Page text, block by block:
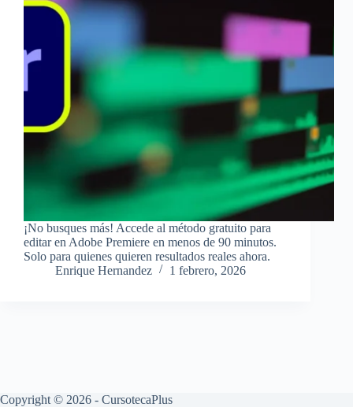
¡No busques más! Accede al método gratuito para
editar en Adobe Premiere en menos de 90 minutos.
Solo para quienes quieren resultados reales ahora.
Enrique Hernandez
1 febrero, 2026
Copyright © 2026 - CursotecaPlus